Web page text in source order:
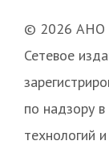
© 2026 АНО
Сетевое
по надзору
технологий